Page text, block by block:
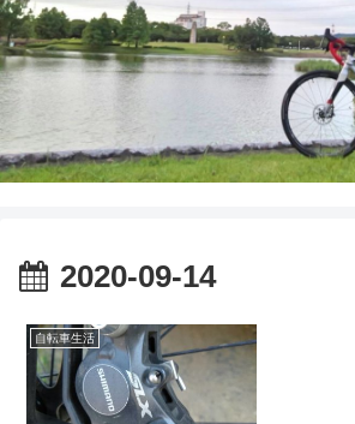
2020-09-14
自転車生活